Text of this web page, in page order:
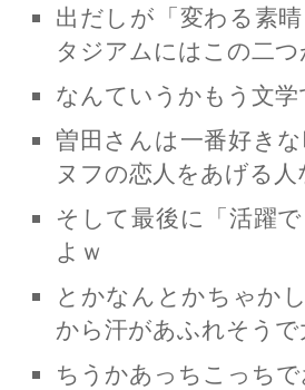
出だしが「変わる素
タジアムにはこの二
なんていうかもう文学
曽田さんは一番好き
ヌフの恋人をあげる人
そして最後に「活躍
よｗ
とかなんとかちゃか
から汗があふれそうで
ちうかあっちこっち